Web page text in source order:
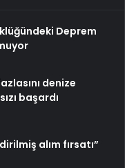
Deprem
denize
başardı
alım fırsatı”